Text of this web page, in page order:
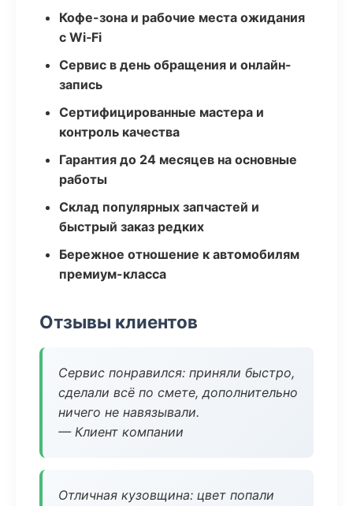
Кофе-зона и рабочие места ожидания
с Wi‑Fi
Сервис в день обращения и онлайн-
запись
Сертифицированные мастера и
контроль качества
Гарантия до 24 месяцев на основные
работы
Склад популярных запчастей и
быстрый заказ редких
Бережное отношение к автомобилям
премиум-класса
Отзывы клиентов
Сервис понравился: приняли быстро,
сделали всё по смете, дополнительно
ничего не навязывали.
— Клиент компании
Отличная кузовщина: цвет попали